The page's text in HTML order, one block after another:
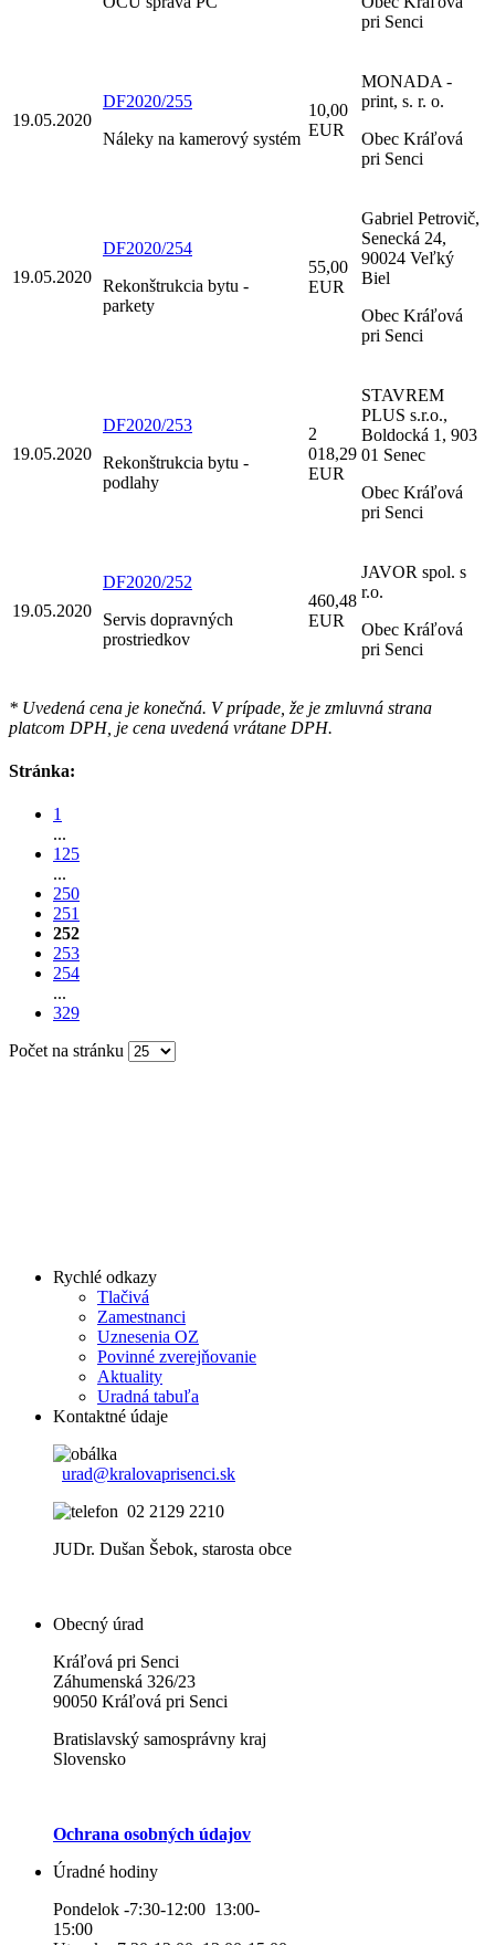
pri Senci
19.05.2020
DF2020/255
Náleky na kamerový systém
10,00
EUR
MONADA -
print, s. r. o.
Obec Kráľová
pri Senci
19.05.2020
DF2020/254
Rekonštrukcia bytu -
parkety
55,00
EUR
Gabriel Petrovič,
Senecká 24,
90024 Veľký
Biel
Obec Kráľová
pri Senci
19.05.2020
DF2020/253
Rekonštrukcia bytu -
podlahy
2
018,29
EUR
STAVREM
PLUS s.r.o.,
Boldocká 1, 903
01 Senec
Obec Kráľová
pri Senci
19.05.2020
DF2020/252
Servis dopravných
prostriedkov
460,48
EUR
JAVOR spol. s
r.o.
Obec Kráľová
pri Senci
* Uvedená cena je konečná. V prípade, že je zmluvná strana
platcom DPH, je cena uvedená vrátane DPH.
Stránka:
1
...
125
...
250
251
252
253
254
...
329
Počet na stránku
Rychlé odkazy
Tlačivá
Zamestnanci
Uznesenia OZ
Povinné zverejňovanie
Aktuality
Uradná tabuľa
Kontaktné údaje
urad@kralovaprisenci.sk
02 2129 2210
JUDr. Dušan Šebok, starosta obce
Obecný úrad
Kráľová pri Senci
Záhumenská 326/23
90050 Kráľová pri Senci
Bratislavský samosprávny kraj
Slovensko
Ochrana osobných údajov
Úradné hodiny
Pondelok -7:30-12:00 13:00-
15:00